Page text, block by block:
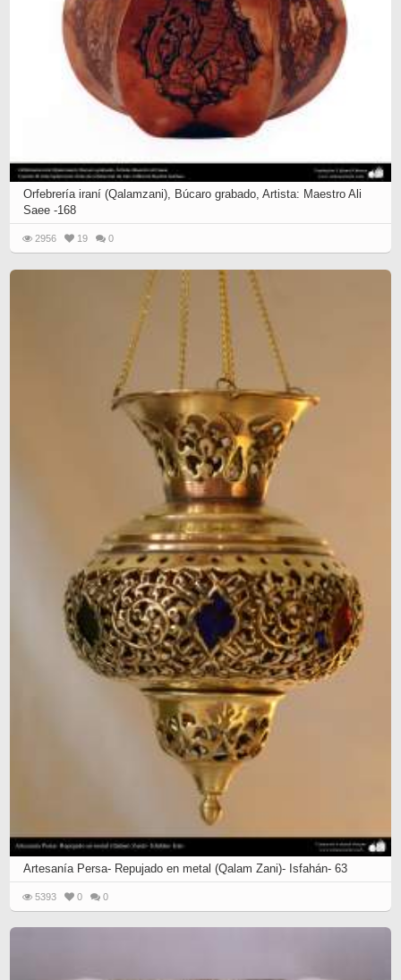
Orfebrería iraní (Qalamzani), Búcaro grabado, Artista: Maestro Ali
Saee -168
2956 19 0
Artesanía Persa- Repujado en metal (Qalam Zani)- Isfahán- 63
5393 0 0